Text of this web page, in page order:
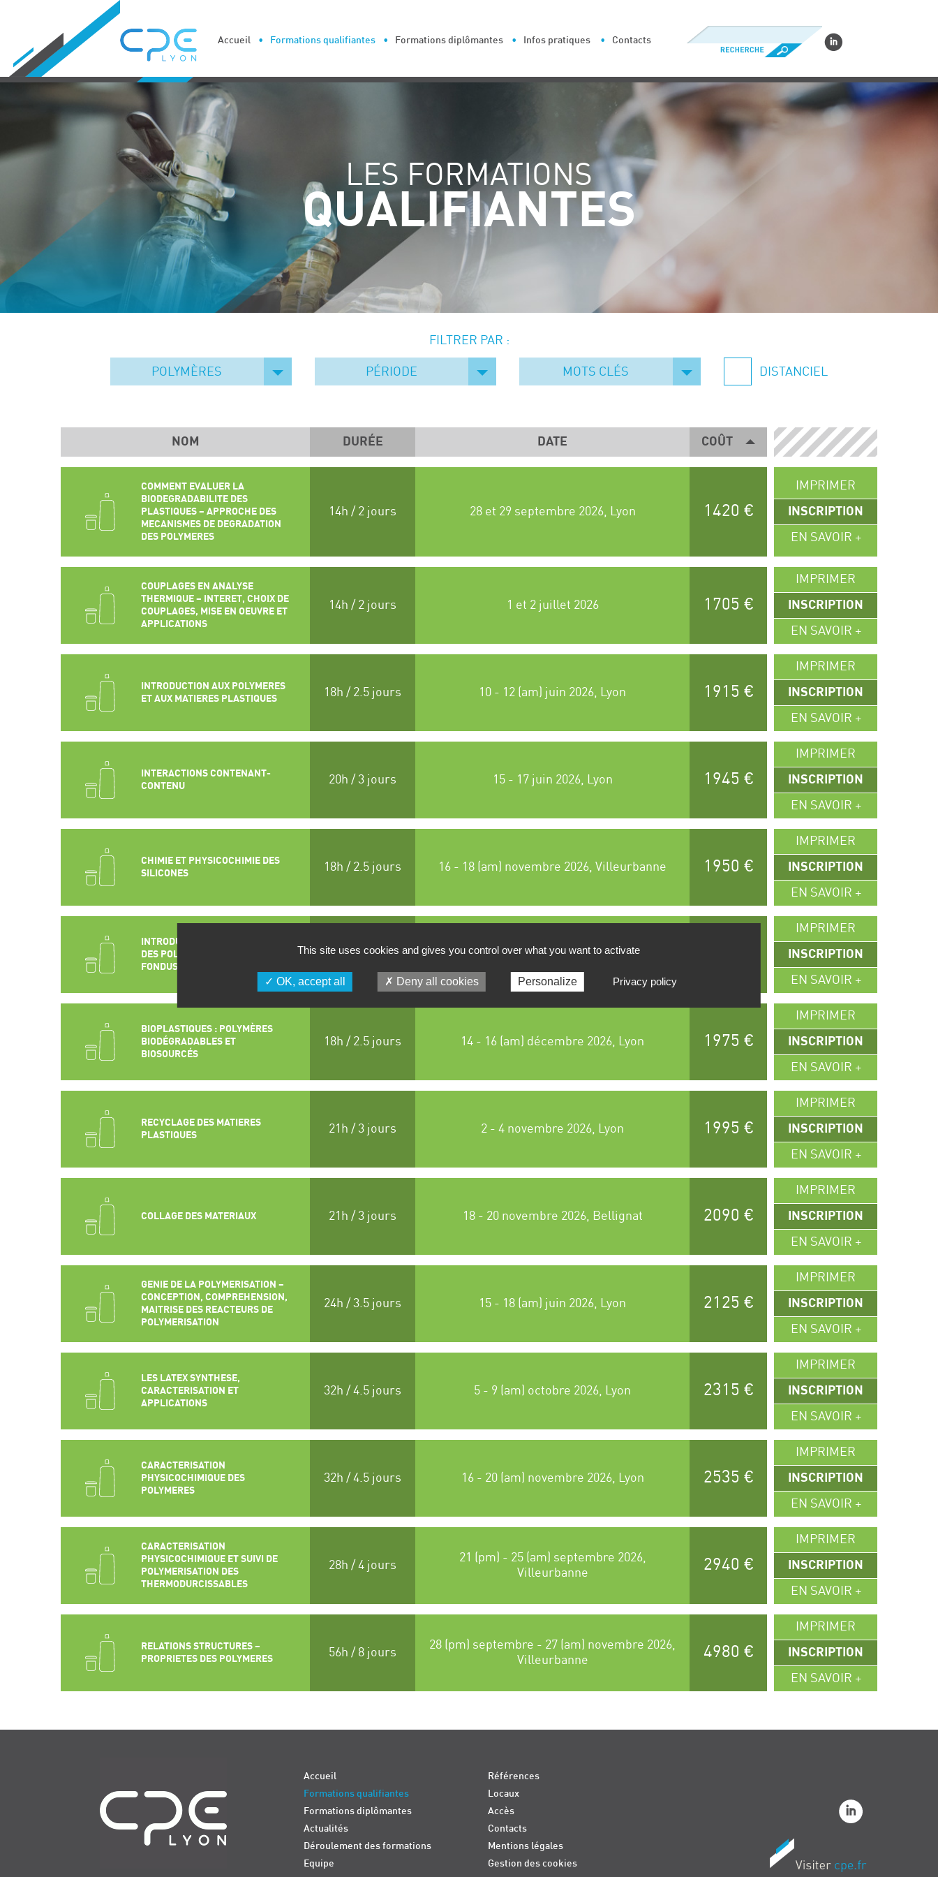
Accueil Formations qualifiantes Formations diplômantes Infos pratiques Contacts
LES FORMATIONS
QUALIFIANTES
FILTRER PAR :
POLYMÈRES PÉRIODE MOTS CLÉS DISTANCIEL
NOM DURÉE DATE COÛT
COMMENT EVALUER LA
BIODEGRADABILITE DES
PLASTIQUES – APPROCHE DES
MECANISMES DE DEGRADATION
DES POLYMERES
14h / 2 jours 28 et 29 septembre 2026, Lyon 1420 €
IMPRIMER
INSCRIPTION
EN SAVOIR +
COUPLAGES EN ANALYSE
THERMIQUE – INTERET, CHOIX DE
COUPLAGES, MISE EN OEUVRE ET
APPLICATIONS
14h / 2 jours 1 et 2 juillet 2026 1705 €
IMPRIMER
INSCRIPTION
EN SAVOIR +
INTRODUCTION AUX POLYMERES
ET AUX MATIERES PLASTIQUES
18h / 2.5 jours 10 - 12 (am) juin 2026, Lyon 1915 €
IMPRIMER
INSCRIPTION
EN SAVOIR +
INTERACTIONS CONTENANT-
CONTENU
20h / 3 jours 15 - 17 juin 2026, Lyon 1945 €
IMPRIMER
INSCRIPTION
EN SAVOIR +
CHIMIE ET PHYSICOCHIMIE DES
SILICONES
18h / 2.5 jours 16 - 18 (am) novembre 2026, Villeurbanne 1950 €
IMPRIMER
INSCRIPTION
EN SAVOIR +
INTRODUCTION A LA RHEOLOGIE
DES POLYMERES – POLYMERES
FONDUS ET ADDITIFS POLYMERES
18h / 2.5 jours 22 - 24 (am) juin 2026, Lyon
IMPRIMER
INSCRIPTION
EN SAVOIR +
BIOPLASTIQUES : POLYMÈRES
BIODÉGRADABLES ET
BIOSOURCÉS
18h / 2.5 jours 14 - 16 (am) décembre 2026, Lyon 1975 €
IMPRIMER
INSCRIPTION
EN SAVOIR +
RECYCLAGE DES MATIERES
PLASTIQUES
21h / 3 jours 2 - 4 novembre 2026, Lyon 1995 €
IMPRIMER
INSCRIPTION
EN SAVOIR +
COLLAGE DES MATERIAUX 21h / 3 jours 18 - 20 novembre 2026, Bellignat 2090 €
IMPRIMER
INSCRIPTION
EN SAVOIR +
GENIE DE LA POLYMERISATION –
CONCEPTION, COMPREHENSION,
MAITRISE DES REACTEURS DE
POLYMERISATION
24h / 3.5 jours 15 - 18 (am) juin 2026, Lyon 2125 €
IMPRIMER
INSCRIPTION
EN SAVOIR +
LES LATEX SYNTHESE,
CARACTERISATION ET
APPLICATIONS
32h / 4.5 jours 5 - 9 (am) octobre 2026, Lyon 2315 €
IMPRIMER
INSCRIPTION
EN SAVOIR +
CARACTERISATION
PHYSICOCHIMIQUE DES
POLYMERES
32h / 4.5 jours 16 - 20 (am) novembre 2026, Lyon 2535 €
IMPRIMER
INSCRIPTION
EN SAVOIR +
CARACTERISATION
PHYSICOCHIMIQUE ET SUIVI DE
POLYMERISATION DES
THERMODURCISSABLES
28h / 4 jours
21 (pm) - 25 (am) septembre 2026,
Villeurbanne
2940 €
IMPRIMER
INSCRIPTION
EN SAVOIR +
RELATIONS STRUCTURES –
PROPRIETES DES POLYMERES
56h / 8 jours
28 (pm) septembre - 27 (am) novembre 2026,
Villeurbanne
4980 €
IMPRIMER
INSCRIPTION
EN SAVOIR +
Accueil
Formations qualifiantes
Formations diplômantes
Actualités
Déroulement des formations
Equipe
Références
Locaux
Accès
Contacts
Mentions légales
Gestion des cookies
Cookies management panel
This site uses cookies and gives you control over what you want to activate
OK, accept all Deny all cookies Personalize Privacy policy